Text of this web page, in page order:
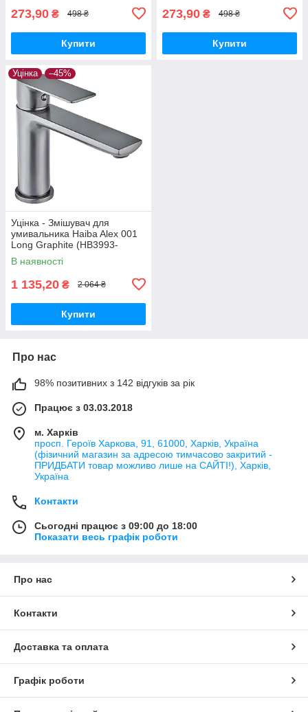
273,90 ₴ 498 ₴
Купити
273,90 ₴ 498 ₴
Купити
Уцінка –45%
Уцінка - Змішувач для
умивальника Haiba Alex 001
Long Graphite (HB3993-
20260604-7971)
В наявності
1 135,20 ₴ 2 064 ₴
Купити
Про нас
98% позитивних з 142 відгуків за рік
Працює з 03.03.2018
м. Харків
просп. Героїв Харкова, 91, 61000, Харків, Україна
(фізичний магазин за адресою тимчасово закритий -
ПРИДБАТИ товар можливо лише на САЙТІ!), Харків,
Україна
Контакти
Сьогодні працює з 09:00 до 18:00
Показати весь графік роботи
Про нас
Контакти
Доставка та оплата
Графік роботи